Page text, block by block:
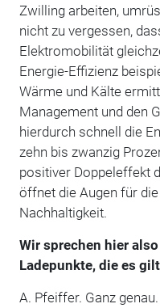
Zwilling arbeiten,
nicht zu vergessen,
Elektromobilität
Energie-Effizienz
Wärme und Kälte
Management und den
hierdurch schnell die
zehn bis zwanzig
positiver Doppeleffekt
öffnet die Augen für
Nachhaltigkeit.
Wir sprechen hier
Ladepunkte, die es
A. Pfeiffer. Ganz